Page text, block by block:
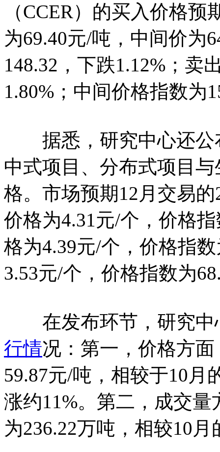
（CCER）的买入价格
为69.40元/吨，中间价为
148.32，下跌1.12%；卖
1.80%；中间价格指数为
据悉，研究中心还公
中式项目、分布式项目
格。市场预期12月交易
价格为4.31元/个，价格
格为4.39元/个，价格指
3.53元/个，价格指数为
在发布环节，研究中
行情况：第一，价格方
59.87元/吨，相较于10月
涨约11%。第二，成交量
为236.22万吨，相较10